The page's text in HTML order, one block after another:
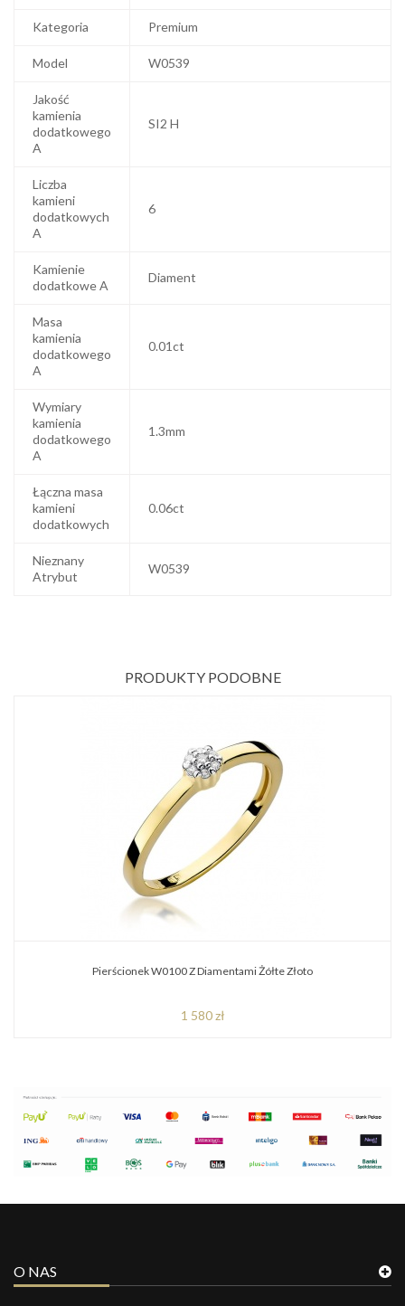
Kategoria Premium
Model W0539
Jakość
kamienia
dodatkowego
A
SI2 H
Liczba
kamieni
dodatkowych
A
6
Kamienie
dodatkowe A
Diament
Masa
kamienia
dodatkowego
A
0.01ct
Wymiary
kamienia
dodatkowego
A
1.3mm
Łączna masa
kamieni
dodatkowych
0.06ct
Nieznany
Atrybut
W0539
PRODUKTY PODOBNE
Pierścionek W0100 Z Diamentami Żółte Złoto
1 580 zł
O NAS